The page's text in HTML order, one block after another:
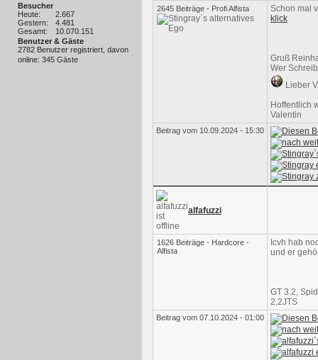
Besucher
Heute:
2.667
Gestern:
4.481
Gesamt:
10.070.151
Benutzer & Gäste
2782 Benutzer registriert, davon
online: 345 Gäste
2645 Beiträge - Profi Alfista
Schon mal
klick
Gruß
Wer
Lieber
Hoffentlich
Valentin
Beitrag vom 10.09.2024 - 15:30
alfafuzzi
1626 Beiträge - Hardcore -
Alfista
Icvh hab
und er
GT 3.2,
2,2JTS
Beitrag vom 07.10.2024 - 01:00